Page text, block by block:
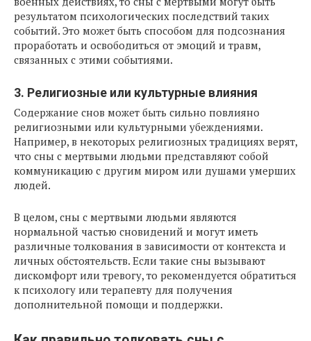
результатом психологических последствий таких
событий. Это может быть способом для подсознания
проработать и освободиться от эмоций и травм,
связанных с этими событиями.
3. Религиозные или культурные влияния
Содержание снов может быть сильно повлияно
религиозными или культурными убеждениями.
Например, в некоторых религиозных традициях верят,
что сны с мертвыми людьми представляют собой
коммуникацию с другим миром или душами умерших
людей.
В целом, сны с мертвыми людьми являются
нормальной частью сновидений и могут иметь
различные толкования в зависимости от контекста и
личных обстоятельств. Если такие сны вызывают
дискомфорт или тревогу, то рекомендуется обратиться
к психологу или терапевту для получения
дополнительной помощи и поддержки.